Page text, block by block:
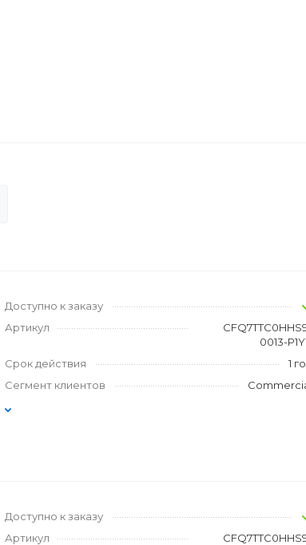
Доступно к заказу
Артикул
0013-
Срок действия
1
Сегмент клиентов
Доступно к заказу
Артикул